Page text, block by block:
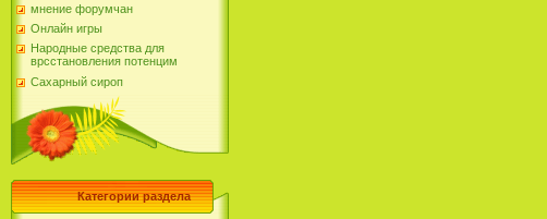
мнение форумчан
Онлайн игры
Народные средства для
врсстановления потенцим
Сахарный сироп
Категории раздела